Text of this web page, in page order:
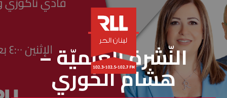
النشرة العلمية
النّشرة العلميّة –
هشام الخوري